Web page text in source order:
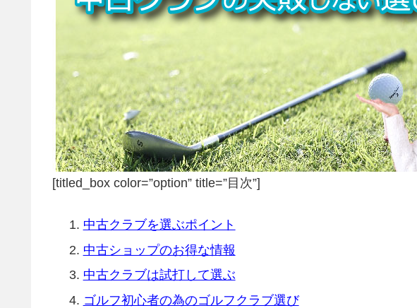
[titled_box color=”option” title=”目次”]
中古クラブを選ぶポイント
中古ショップのお得な情報
中古クラブは試打して選ぶ
ゴルフ初心者の為のゴルフクラブ選び